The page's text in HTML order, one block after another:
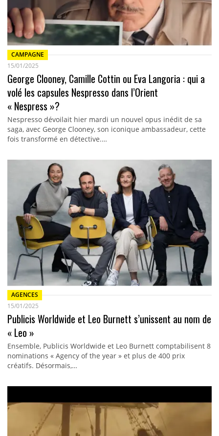
CAMPAGNE
15/01/2025
George Clooney, Camille Cottin ou Eva Langoria : qui a
volé les capsules Nespresso dans l’Orient
« Nespress »?
Nespresso dévoilait hier mardi un nouvel opus inédit de sa
saga, avec George Clooney, son iconique ambassadeur, cette
fois transformé en détective.…
AGENCES
15/01/2025
Publicis Worldwide et Leo Burnett s’unissent au nom de
« Leo »
Ensemble, Publicis Worldwide et Leo Burnett comptabilisent 8
nominations « Agency of the year » et plus de 400 prix
créatifs. Désormais,…